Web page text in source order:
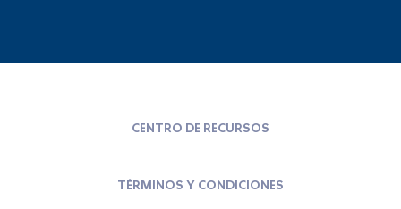
CENTRO DE RECURSOS
TÉRMINOS Y CONDICIONES